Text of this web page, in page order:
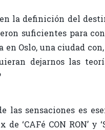
la definición del
suficientes para
Oslo, una ciudad con,
dejarnos las
las sensaciones es
‘CAFé CON RON’ y